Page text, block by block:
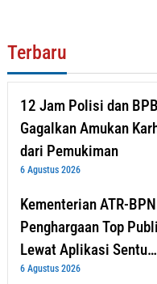
Terbaru
12 Jam Polisi dan
Gagalkan Amukan
dari Pemukiman
6 Agustus 2026
Kementerian ATR-
Penghargaan Top
Lewat Aplikasi Sentu…
6 Agustus 2026